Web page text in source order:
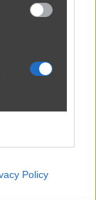
Policy
1 rok temu
-